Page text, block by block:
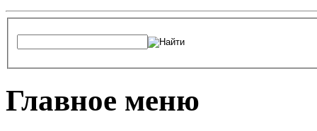
Главное меню